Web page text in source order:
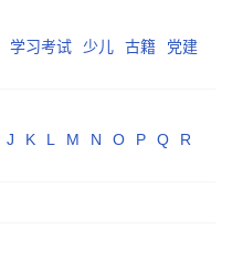
学习考试 少儿 古籍
党建
J K L M N O P Q
R